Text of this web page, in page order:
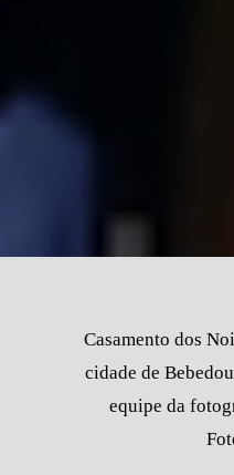
Casamento dos
cidade de
equipe da